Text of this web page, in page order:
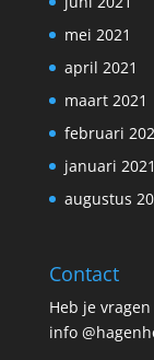
mei 2021
april 2021
maart 2021
februari
januari 2021
augustus
Contact
Heb je
info